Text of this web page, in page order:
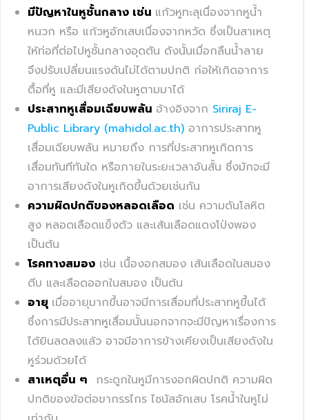
มีปัญหาในหูชั้นกลาง เช่น แก้วหูทะลุเนื่องจากหูน้ำ
หนวก หรือ แก้วหูอักเสบเนื่องจากหวัด ซึ่งเป็นสาเหตุ
ให้ท่อที่ต่อไปหูชั้นกลางอุดตัน ดังนั้นเมื่อกลืนน้ำลาย
จึงปรับเปลี่ยนแรงดันไม่ได้ตามปกติ ก่อให้เกิดอาการ
ตื้อที่หู และมีเสียงดังในหูตามมาได้
ประสาทหูเสื่อมเฉียบพลัน อ้างอิงจาก Siriraj E-
Public Library (mahidol.ac.th) อาการประสาทหู
เสื่อมเฉียบพลัน หมายถึง การที่ประสาทหูเกิดการ
เสื่อมทันทีทันใด หรือภายในระยะเวลาอันสั้น ซึ่งมักจะมี
อาการเสียงดังในหูเกิดขึ้นด้วยเช่นกัน
ความผิดปกติของหลอดเลือด เช่น ความดันโลหิต
สูง หลอดเลือดแข็งตัว และเส้นเลือดแดงโป่งพอง
เป็นต้น
โรคทางสมอง เช่น เนื้องอกสมอง เส้นเลือดในสมอง
ตีบ และเลือดออกในสมอง เป็นต้น
อายุ เมื่ออายุมากขึ้นอาจมีการเสื่อมที่ประสาทหูขึ้นได้
ซึ่งการมีประสาทหูเสื่อมนั้นนอกจากจะมีปัญหาเรื่องการ
ได้ยินลดลงแล้ว อาจมีอาการข้างเคียงเป็นเสียงดังใน
หูร่วมด้วยได้
สาเหตุอื่น ๆ กระดูกในหูมีการงอกผิดปกติ ความผิด
ปกติของข้อต่อขากรรไกร ไซนัสอักเสบ โรคน้ำในหูไม่